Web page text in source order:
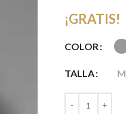
¡GRATIS!
COLOR
TALLA M